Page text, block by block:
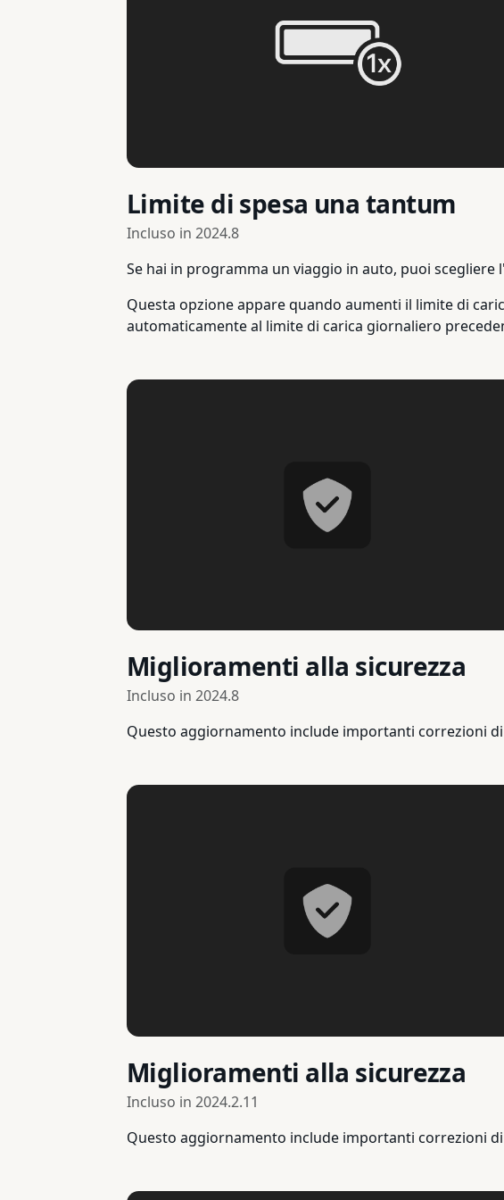
Limite di spesa una tantum
Incluso in 2024.8
Se hai in programma un viaggio in auto, puoi scegliere
Questa opzione appare quando aumenti il limite di
automaticamente al limite di carica giornaliero
Miglioramenti alla sicurezza
Incluso in 2024.8
Questo aggiornamento include importanti correzioni
Miglioramenti alla sicurezza
Incluso in 2024.2.11
Questo aggiornamento include importanti correzioni